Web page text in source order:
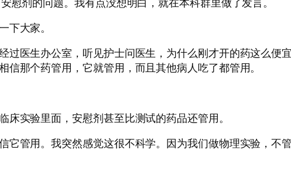
大家。
过医生办公室，听见护士问医生，为什么刚才开的药这么便
那个药管用，它就管用，而且其他病人吃了都管用。
实验里面，安慰剂甚至比测试的药品还管用。
它管用。我突然感觉这很不科学。因为我们做物理实验，不